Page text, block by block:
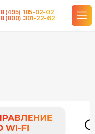
8 (495) 185-02-02
8 (800) 301-22-62